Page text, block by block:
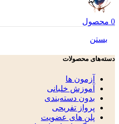
0 محصول
بستن
دسته‌های محصولات
آزمون ها
آموزش خلبانی
بدون دسته‌بندی
پرواز تفریحی
پلن های عضویت